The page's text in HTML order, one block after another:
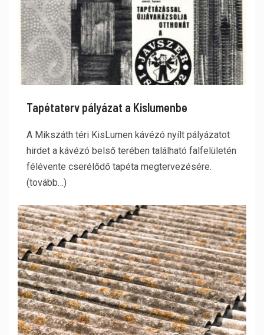
Tapétaterv pályázat a Kislumenbe
A Mikszáth téri KisLumen kávézó nyílt pályázatot
hirdet a kávézó belső terében található falfelületén
félévente cserélődő tapéta megtervezésére.
(tovább…)